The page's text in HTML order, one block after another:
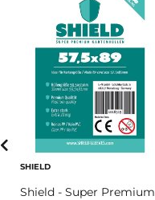
SHIELD
Shield - Super Premium